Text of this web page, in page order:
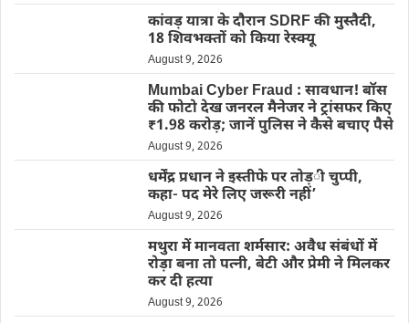
कांवड़ यात्रा के दौरान SDRF की मुस्तैदी,
18 शिवभक्तों को किया रेस्क्यू
August 9, 2026
Mumbai Cyber Fraud : सावधान! बॉस
की फोटो देख जनरल मैनेजर ने ट्रांसफर किए
₹1.98 करोड़; जानें पुलिस ने कैसे बचाए पैसे
August 9, 2026
धर्मेंद्र प्रधान ने इस्तीफे पर तोड़ी चुप्पी,
कहा- पद मेरे लिए जरूरी नहीं’
August 9, 2026
मथुरा में मानवता शर्मसार: अवैध संबंधों में
रोड़ा बना तो पत्नी, बेटी और प्रेमी ने मिलकर
कर दी हत्या
August 9, 2026